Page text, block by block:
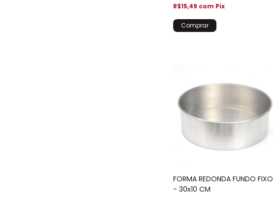
R$15,49 com Pix
FORMA REDONDA FUNDO FIXO
- 30x10 CM